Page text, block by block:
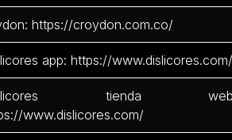
https://croydon.com.co/
app: https://
tienda
www.dislicores.com/